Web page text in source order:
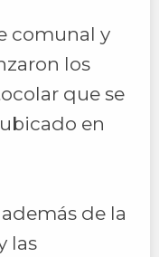
comunal y
los
que se
ubicado en
de la
las